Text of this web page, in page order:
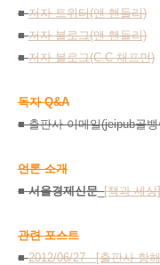
■저자 트위터(앤 핸들리)
■저자 블로그(앤 핸들리)
■저자 블로그(C.C 채프먼)
독자 Q&A
■ 출판사 이메일(jeipub골
언론 소개
■서울경제신문_[책과 세
관련 포스트
■2012/06/27 - [출판사 항